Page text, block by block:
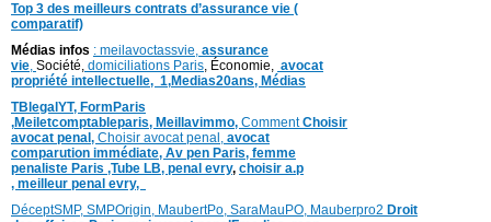
Top 3 des meilleurs contrats d’assurance vie (
comparatif)
Médias infos : meilavoctassvie, assurance
vie, Société, domiciliations Paris, Économie, avocat
propriété intellectuelle, 1,Medias20ans, Médias
TBlegalYT, FormParis
,Meiletcomptableparis, Meillavimmo, CommentChoisir
avocat penal, Choisir avocat penal, avocat
comparution immédiate, Av pen Paris, femme
penaliste Paris ,Tube LB, penal evry, choisir a.p
, meilleur penal evry,
DéceptSMP, SMPOrigin, MaubertPo, SaraMauPO, Mauberpro2 Droit